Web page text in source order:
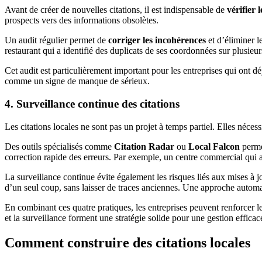
Avant de créer de nouvelles citations, il est indispensable de vérifier
prospects vers des informations obsolètes.
Un audit régulier permet de corriger les incohérences et d’éliminer
restaurant qui a identifié des duplicats de ses coordonnées sur
Cet audit est particulièrement important pour les entreprises qui ont
comme un signe de manque de sérieux.
4. Surveillance continue des citations
Les citations locales ne sont pas un projet à temps partiel. Elles
Des outils spécialisés comme Citation Radar ou Local Falcon
correction rapide des erreurs. Par exemple, un centre commercial qui
La surveillance continue évite également les risques liés aux mises à
d’un seul coup, sans laisser de traces anciennes. Une approche
En combinant ces quatre pratiques, les entreprises peuvent renforcer
et la surveillance forment une stratégie solide pour une gestion
Comment construire des citations locales